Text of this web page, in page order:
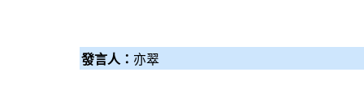
發言人： 亦翠